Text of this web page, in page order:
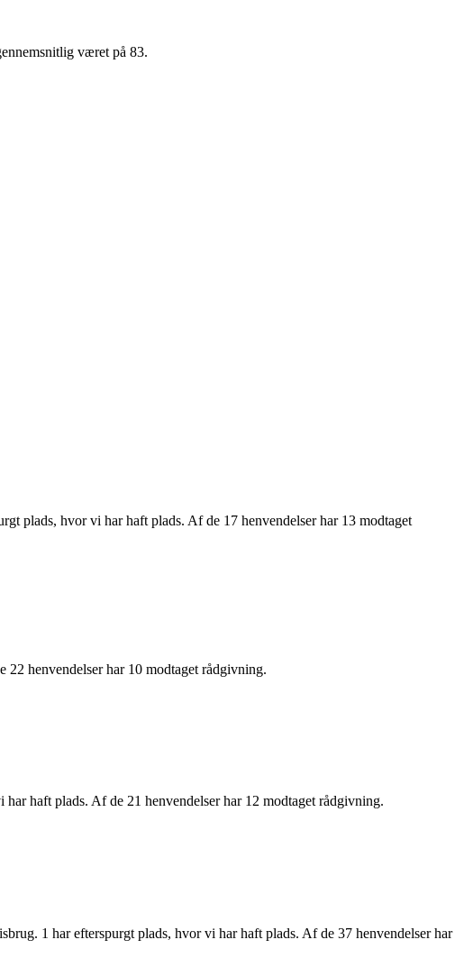
været på 83.
plads, hvor vi har haft plads. Af de 17 henvendelser har 13 modtaget
henvendelser har 10 modtaget rådgivning.
haft plads. Af de 21 henvendelser har 12 modtaget rådgivning.
1 har efterspurgt plads, hvor vi har haft plads. Af de 37 henvendelser har